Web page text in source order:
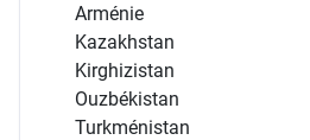
Arménie
Kazakhstan
Kirghizistan
Ouzbékistan
Turkménistan